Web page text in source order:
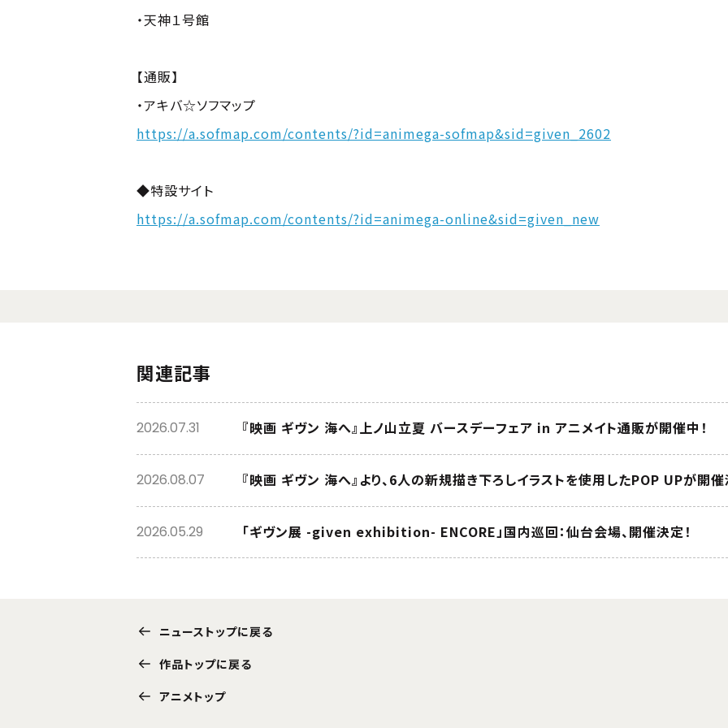
・天神１号館
【通販】
・アキバ☆ソフマップ
https://a.sofmap.com/contents/?id=animega-sofmap&sid=given_2602
◆特設サイト
https://a.sofmap.com/contents/?id=animega-online&sid=given_new
関連記事
『映画 ギヴン 海へ』上ノ山立夏 バースデーフェア in アニメイト通販が開催中！
2026.07.31
『映画 ギヴン 海へ』より、6人の新規描き下ろしイラストを使用したPOP UPが開催
2026.08.07
「ギヴン展 -given exhibition- ENCORE」国内巡回：仙台会場、開催決定！
2026.05.29
ニューストップに戻る
作品トップに戻る
アニメトップ